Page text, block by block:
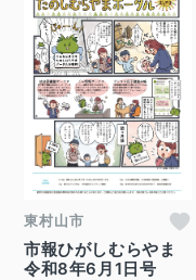
東村山市
市報ひがしむらやま
令和8年6月1日号